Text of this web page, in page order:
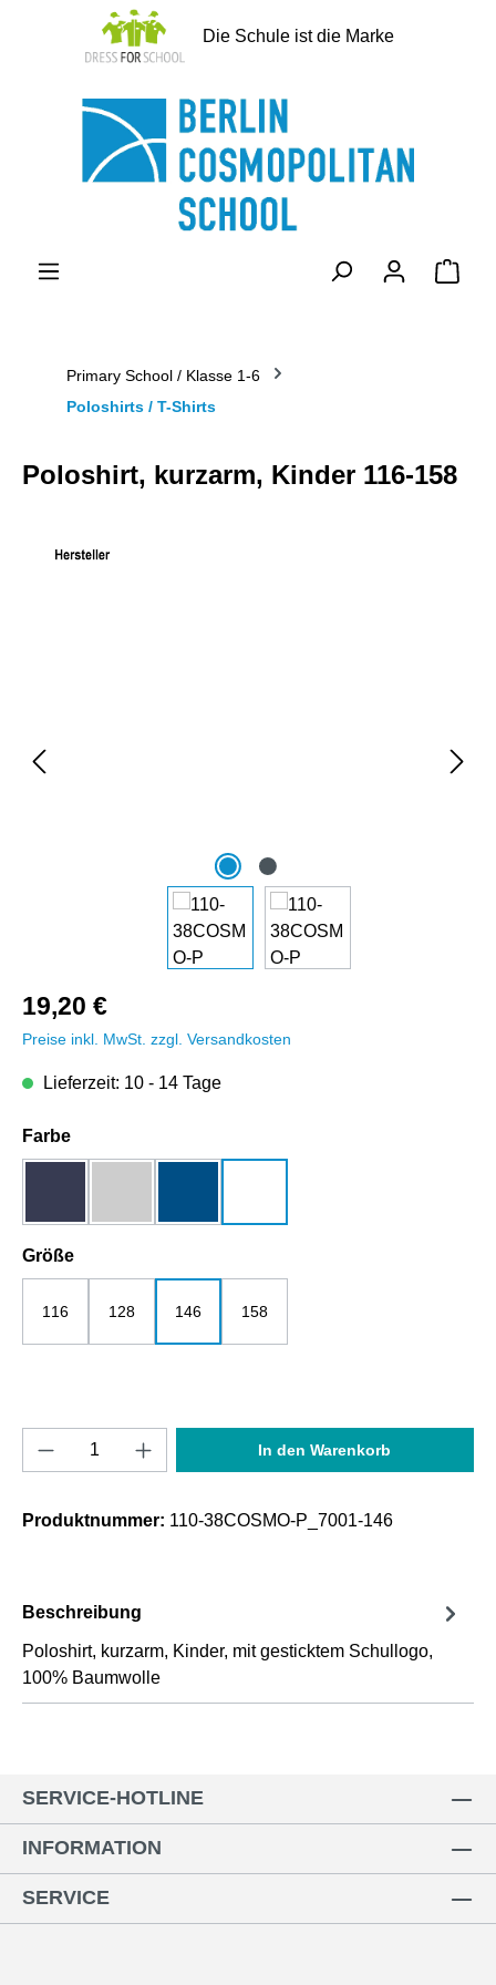
springen
Die Schule ist die Marke
Primary School / Klasse 1-6
Poloshirts / T-Shirts
Poloshirt, kurzarm, Kinder 116-158
19,20 €
Preise inkl. MwSt. zzgl. Versandkosten
Lieferzeit: 10 - 14 Tage
Farbeauswählen
Größeauswählen
116 128 146 158
Produkt Anzahl: Gib den gewünschten
In den Warenkorb
Produktnummer: 110-38COSMO-P_7001-146
Beschreibung
Poloshirt, kurzarm, Kinder, mit gesticktem Schullogo,
100% Baumwolle
SERVICE-HOTLINE
INFORMATION
SERVICE